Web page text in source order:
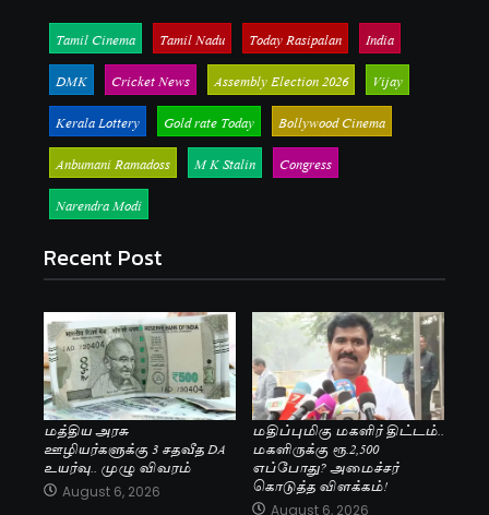
Tamil Cinema Tamil Nadu Today Rasipalan
India
DMK
Cricket News Assembly Election 2026
Vijay
Kerala Lottery
Gold rate Today
Bollywood Cinema
Anbumani Ramadoss
M K Stalin
Congress
Narendra Modi
Recent Post
மத்திய அரசு
ஊழியர்களுக்கு 3 சதவீத DA
உயர்வு.. முழு விவரம்
August 6, 2026
மதிப்புமிகு மகளிர் திட்டம்..
மகளிருக்கு ரூ.2,500
எப்போது? அமைச்சர்
கொடுத்த விளக்கம்!
August 6, 2026